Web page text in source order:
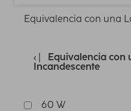
Equivalencia con una
Equivalencia con
Incandescente
60 W